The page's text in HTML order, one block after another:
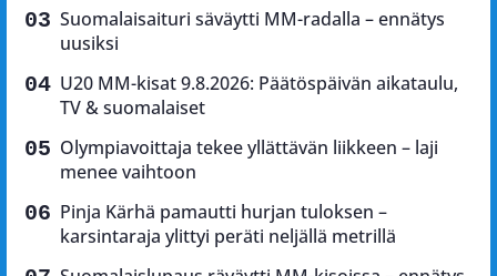
Suomalaisaituri säväytti MM-radalla – ennätys
uusiksi
U20 MM-kisat 9.8.2026: Päätöspäivän aikataulu,
TV & suomalaiset
Olympiavoittaja tekee yllättävän liikkeen – laji
menee vaihtoon
Pinja Kärhä pamautti hurjan tuloksen –
karsintaraja ylittyi peräti neljällä metrillä